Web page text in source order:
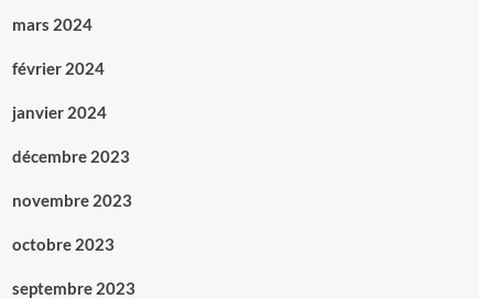
mars 2024
février 2024
janvier 2024
décembre 2023
novembre 2023
octobre 2023
septembre 2023